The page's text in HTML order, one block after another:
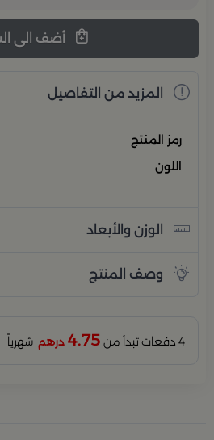
المزيد من التفاصيل
رمز المنتج
اللون
الوزن والأبعاد
وصف المنتج
4 دفعات تبدأ من 4.75 درهم شهرياً